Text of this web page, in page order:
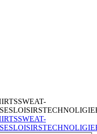
SWEAT-
LOISIRSTECHNOLIGIE
SWEAT-
LOISIRSTECHNOLIGIE